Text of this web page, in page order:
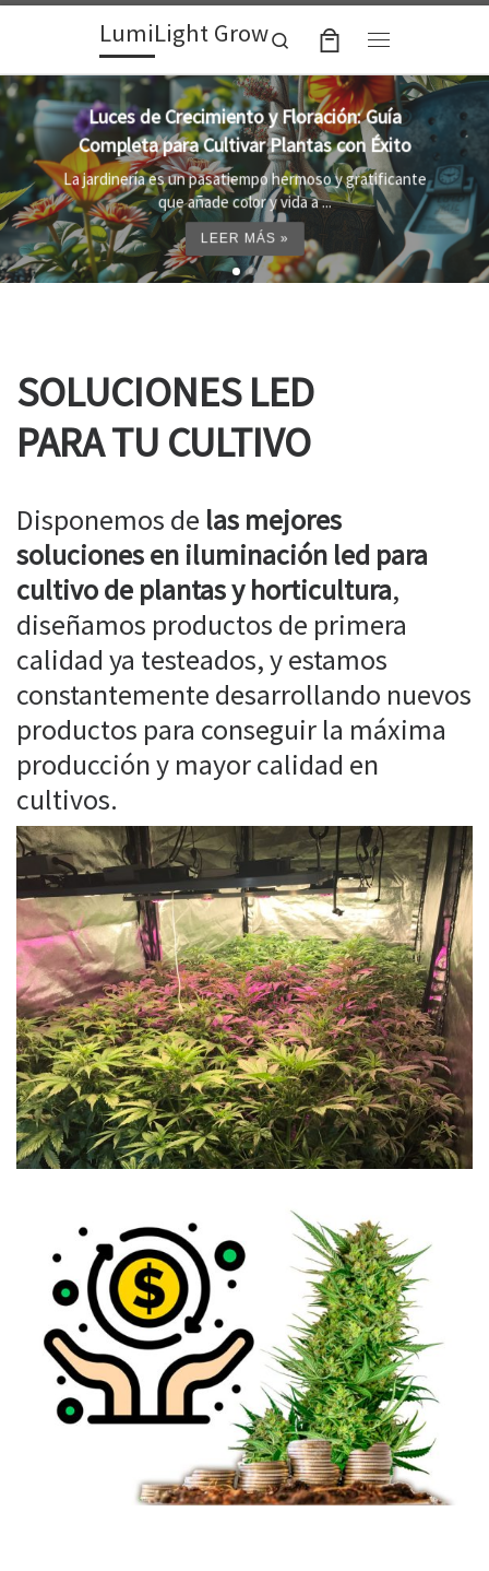
Skip to contentLumiLight Grow
Search
Lámparas para indoor: la clave para un
crecimiento óptimo de tus plantas
Al cultivar plantas en el interior, es importante
proporcionar el entorno adecuado ...
LEER MÁS »
SOLUCIONES LED
PARA TU CULTIVO
Disponemos de las mejores
soluciones en iluminación led para
cultivo de plantas y horticultura,
diseñamos productos de primera
calidad ya testeados, y estamos
constantemente desarrollando nuevos
productos para conseguir la máxima
producción y mayor calidad en
cultivos.